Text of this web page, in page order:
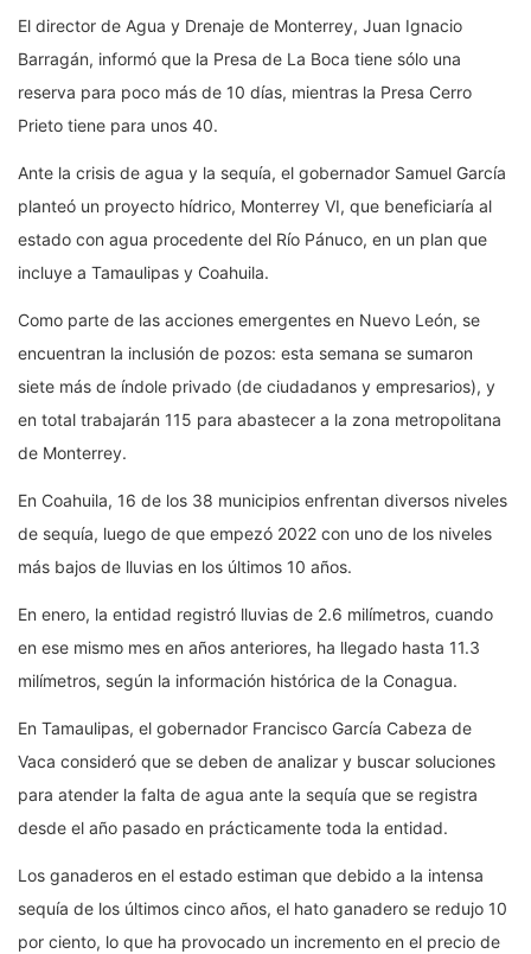
El director de Agua y Drenaje de Monterrey, Juan Ignacio
Barragán, informó que la Presa de La Boca tiene sólo una
reserva para poco más de 10 días, mientras la Presa Cerro
Prieto tiene para unos 40.
Ante la crisis de agua y la sequía, el gobernador Samuel García
planteó un proyecto hídrico, Monterrey VI, que beneficiaría al
estado con agua procedente del Río Pánuco, en un plan que
incluye a Tamaulipas y Coahuila.
Como parte de las acciones emergentes en Nuevo León, se
encuentran la inclusión de pozos: esta semana se sumaron
siete más de índole privado (de ciudadanos y empresarios), y
en total trabajarán 115 para abastecer a la zona metropolitana
de Monterrey.
En Coahuila, 16 de los 38 municipios enfrentan diversos niveles
de sequía, luego de que empezó 2022 con uno de los niveles
más bajos de lluvias en los últimos 10 años.
En enero, la entidad registró lluvias de 2.6 milímetros, cuando
en ese mismo mes en años anteriores, ha llegado hasta 11.3
milímetros, según la información histórica de la Conagua.
En Tamaulipas, el gobernador Francisco García Cabeza de
Vaca consideró que se deben de analizar y buscar soluciones
para atender la falta de agua ante la sequía que se registra
desde el año pasado en prácticamente toda la entidad.
Los ganaderos en el estado estiman que debido a la intensa
sequía de los últimos cinco años, el hato ganadero se redujo 10
por ciento, lo que ha provocado un incremento en el precio de